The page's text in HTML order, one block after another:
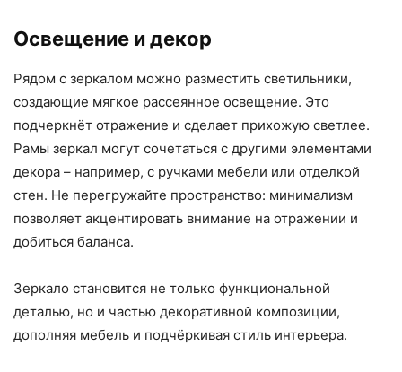
Освещение и декор
Рядом с зеркалом можно разместить светильники,
создающие мягкое рассеянное освещение. Это
подчеркнёт отражение и сделает прихожую светлее.
Рамы зеркал могут сочетаться с другими элементами
декора – например, с ручками мебели или отделкой
стен. Не перегружайте пространство: минимализм
позволяет акцентировать внимание на отражении и
добиться баланса.
Зеркало становится не только функциональной
деталью, но и частью декоративной композиции,
дополняя мебель и подчёркивая стиль интерьера.